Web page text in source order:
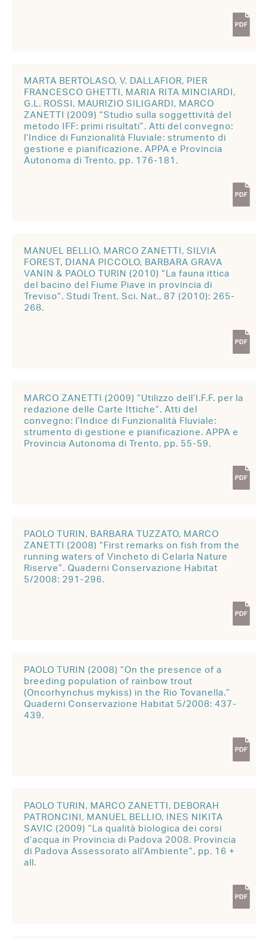
MARTA BERTOLASO, V. DALLAFIOR, PIER
FRANCESCO GHETTI, MARIA RITA MINCIARDI,
G.L. ROSSI, MAURIZIO SILIGARDI, MARCO
ZANETTI (2009) “Studio sulla soggettività del
metodo IFF: primi risultati”. Atti del convegno:
l’Indice di Funzionalità Fluviale: strumento di
gestione e pianificazione. APPA e Provincia
Autonoma di Trento, pp. 176-181.
MANUEL BELLIO, MARCO ZANETTI, SILVIA
FOREST, DIANA PICCOLO, BARBARA GRAVA
VANIN & PAOLO TURIN (2010) “La fauna ittica
del bacino del Fiume Piave in provincia di
Treviso”. Studi Trent. Sci. Nat., 87 (2010): 265-
268.
MARCO ZANETTI (2009) “Utilizzo dell’I.F.F. per la
redazione delle Carte Ittiche”. Atti del
convegno: l’Indice di Funzionalità Fluviale:
strumento di gestione e pianificazione. APPA e
Provincia Autonoma di Trento, pp. 55-59.
PAOLO TURIN, BARBARA TUZZATO, MARCO
ZANETTI (2008) “First remarks on fish from the
running waters of Vincheto di Celarla Nature
Riserve”. Quaderni Conservazione Habitat
5/2008: 291-296.
PAOLO TURIN (2008) “On the presence of a
breeding population of rainbow trout
(Oncorhynchus mykiss) in the Rio Tovanella.”
Quaderni Conservazione Habitat 5/2008: 437-
439.
PAOLO TURIN, MARCO ZANETTI, DEBORAH
PATRONCINI, MANUEL BELLIO, INES NIKITA
SAVIC (2009) “La qualità biologica dei corsi
d’acqua in Provincia di Padova 2008. Provincia
di Padova Assessorato all’Ambiente”, pp. 16 +
all.